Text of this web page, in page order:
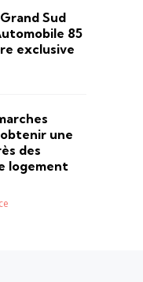
Sud
85
exclusive
une
des
logement